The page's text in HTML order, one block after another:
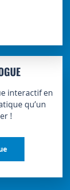
interactif en
qu’un
!